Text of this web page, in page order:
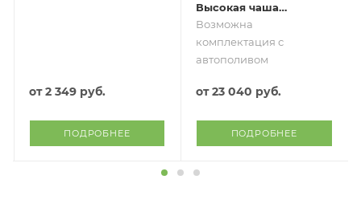
от2 349 руб.
ПОДРОБНЕЕ
Высокая чаша
серый беж в-62,
д-40 см
Возможна
комплектация с
автополивом
от23 040 руб.
ПОДРОБНЕЕ